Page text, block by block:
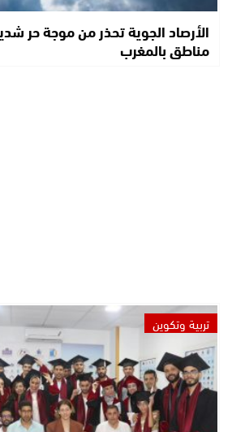
الأرصاد الجوية تحذر من موجة حر
مناطق بالمغرب
تربية وتكوين